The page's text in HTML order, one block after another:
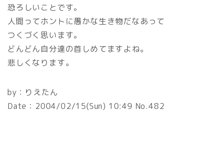
恐ろしいことです。
人間ってホントに愚かな生き物だなあって
つくづく思います。
どんどん自分達の首しめてますよね。
悲しくなります。
by： りえたん
Date： 2004/02/15(Sun) 10:49 No.482